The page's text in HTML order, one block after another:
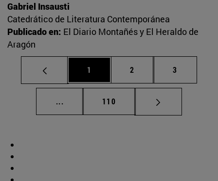
Gabriel Insausti
Catedrático de Literatura Contemporánea
Publicado en: El Diario Montañés y El Heraldo de
Aragón
Página
1 Página
2 Página
3
... Páginas intermedias Use TAB para
Página
110